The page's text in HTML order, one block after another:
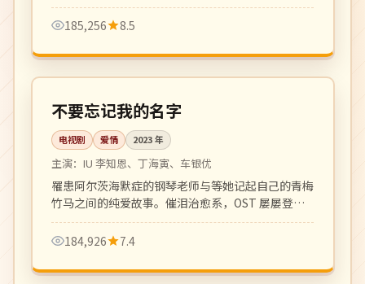
黑马剧。
185,256
8.5
韩国
高分 全 14 集
不要忘记我的名字
电视剧 爱情 2023年
主演： IU 李知恩、丁海寅、车银优
罹患阿尔茨海默症的钢琴老师与等她记起自己的青梅
竹马之间的纯爱故事。催泪治愈系，OST 屡屡登顶
Melon 榜首。
184,926
7.4
高分 116 分钟